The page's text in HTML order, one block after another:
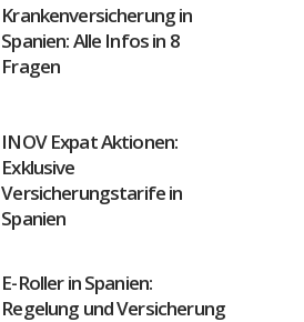
Krankenversicherung in
Spanien: Alle Infos in 8
Fragen
INOV Expat Aktionen:
Exklusive
Versicherungstarife in
Spanien
E-Roller in Spanien:
Regelung und Versicherung